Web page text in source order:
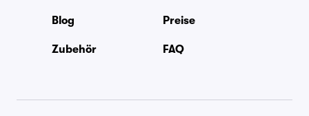
Blog Preise
Zubehör FAQ